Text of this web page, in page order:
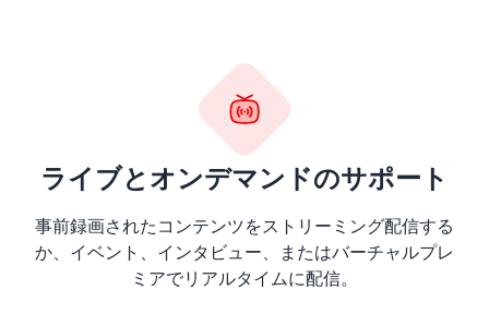
ライブとオンデマンドのサポート
事前録画されたコンテンツをストリーミング配信する
か、イベント、インタビュー、またはバーチャルプレ
ミアでリアルタイムに配信。